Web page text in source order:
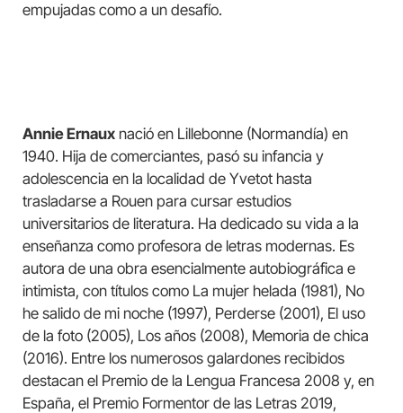
empujadas como a un desafío.
Annie Ernaux nació en Lillebonne (Normandía) en
1940. Hija de comerciantes, pasó su infancia y
adolescencia en la localidad de Yvetot hasta
trasladarse a Rouen para cursar estudios
universitarios de literatura. Ha dedicado su vida a la
enseñanza como profesora de letras modernas. Es
autora de una obra esencialmente autobiográfica e
intimista, con títulos como La mujer helada (1981), No
he salido de mi noche (1997), Perderse (2001), El uso
de la foto (2005), Los años (2008), Memoria de chica
(2016). Entre los numerosos galardones recibidos
destacan el Premio de la Lengua Francesa 2008 y, en
España, el Premio Formentor de las Letras 2019,